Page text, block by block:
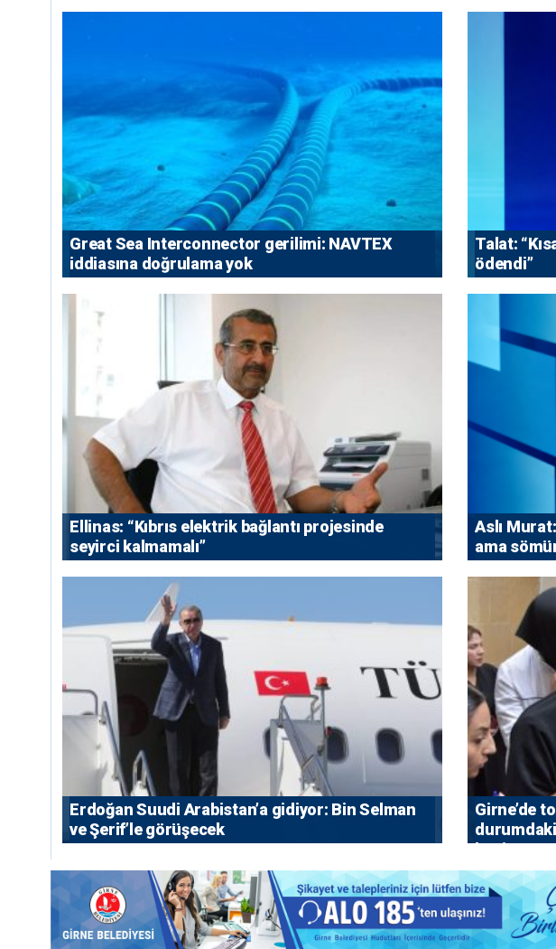
Great Sea Interconnector gerilimi: NAVTEX
iddiasına doğrulama yok
Talat:
ödendi”
Ellinas: “Kıbrıs elektrik bağlantı projesinde
seyirci kalmamalı”
Aslı
ama
Erdoğan Suudi Arabistan’a gidiyor: Bin Selman
ve Şerif’le görüşecek
Girne’de
durumdaki
hapis